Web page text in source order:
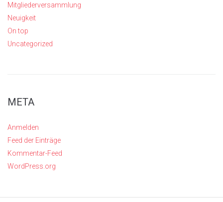
Mitgliederversammlung
Neuigkeit
On top
Uncategorized
META
Anmelden
Feed der Einträge
Kommentar-Feed
WordPress.org